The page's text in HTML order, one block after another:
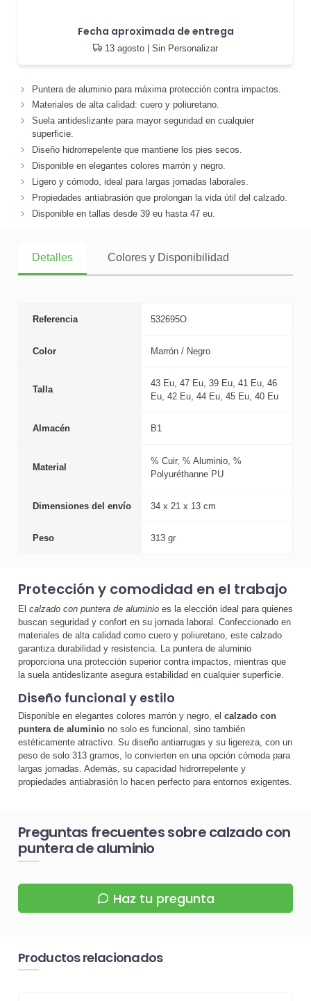
Fecha aproximada de entrega
13 agosto | Sin Personalizar
Puntera de aluminio para máxima protección contra impactos.
Materiales de alta calidad: cuero y poliuretano.
Suela antideslizante para mayor seguridad en cualquier
superficie.
Diseño hidrorrepelente que mantiene los pies secos.
Disponible en elegantes colores marrón y negro.
Ligero y cómodo, ideal para largas jornadas laborales.
Propiedades antiabrasión que prolongan la vida útil del calzado.
Disponible en tallas desde 39 eu hasta 47 eu.
Detalles Colores y Disponibilidad
Referencia 532695O
Color Marrón / Negro
Talla
43 Eu, 47 Eu, 39 Eu, 41 Eu, 46
Eu, 42 Eu, 44 Eu, 45 Eu, 40 Eu
Almacén B1
Material
% Cuir, % Aluminio, %
Polyuréthanne PU
Dimensiones del envío 34 x 21 x 13 cm
Peso 313 gr
Protección y comodidad en el trabajo
El calzado con puntera de aluminio es la elección ideal para quienes
buscan seguridad y confort en su jornada laboral. Confeccionado en
materiales de alta calidad como cuero y poliuretano, este calzado
garantiza durabilidad y resistencia. La puntera de aluminio
proporciona una protección superior contra impactos, mientras que
la suela antideslizante asegura estabilidad en cualquier superficie.
Diseño funcional y estilo
Disponible en elegantes colores marrón y negro, el calzado con
puntera de aluminio no solo es funcional, sino también
estéticamente atractivo. Su diseño antiarrugas y su ligereza, con un
peso de solo 313 gramos, lo convierten en una opción cómoda para
largas jornadas. Además, su capacidad hidrorrepelente y
propiedades antiabrasión lo hacen perfecto para entornos exigentes.
Preguntas frecuentes sobre calzado con
puntera de aluminio
Haz tu pregunta
Productos relacionados